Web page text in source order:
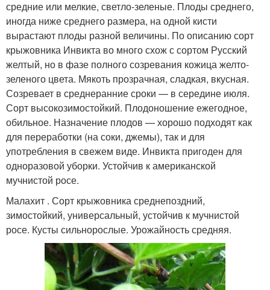
средние или мелкие, светло-зеленые. Плоды среднего,
иногда ниже среднего размера, на одной кисти
вырастают плоды разной величины. По описанию сорт
крыжовника Инвикта во много схож с сортом Русский
желтый, но в фазе полного созревания кожица желто-
зеленого цвета. Мякоть прозрачная, сладкая, вкусная.
Созревает в среднеранние сроки — в середине июля.
Сорт высокозимостойкий. Плодоношение ежегодное,
обильное. Назначение плодов — хорошо подходят как
для переработки (на соки, джемы), так и для
употребления в свежем виде. Инвикта пригоден для
одноразовой уборки. Устойчив к американской
мучнистой росе.
Малахит . Сорт крыжовника среднепоздний,
зимостойкий, универсальный, устойчив к мучнистой
росе. Кусты сильнорослые. Урожайность средняя.